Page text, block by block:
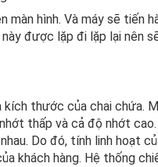
hình. Và máy sẽ tiến
được lặp đi lặp lại nên
thước của chai chứa.
thấp và cả độ nhớt
Do đó, tính linh hoạt
khách hàng. Hệ thống